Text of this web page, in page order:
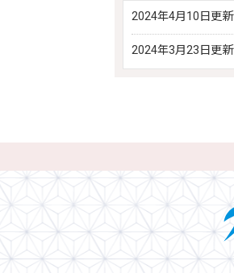
2024年4月10日更新
2024年3月23日更新